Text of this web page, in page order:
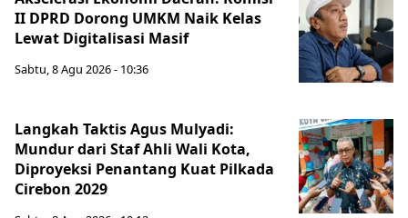
II DPRD Dorong UMKM Naik Kelas
Lewat Digitalisasi Masif
Sabtu, 8 Agu 2026 - 10:36
Langkah Taktis Agus Mulyadi:
Mundur dari Staf Ahli Wali Kota,
Diproyeksi Penantang Kuat Pilkada
Cirebon 2029